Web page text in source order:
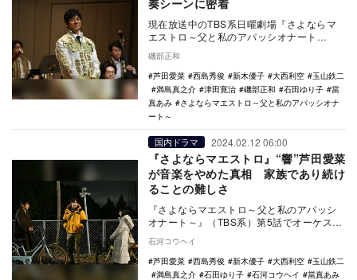
奏シーンに密着
現在放送中のTBS系日曜劇場『さよならマ
エストロ～父と私のアパッシオナート
～』。第5話で、西島秀俊演じる夏目俊平
と、芦田愛菜演じ…
磯部正和
芦田愛菜
西島秀俊 新木優子 大西利空
玉山鉄二
満島真之介
津田寛治 磯部正和 石田ゆり子
當
真あみ
さよならマエストロ～父と私のアパッシオナ
ート～
国内ドラマ 2024.02.12 06:00
『さよならマエストロ』“響”芦田愛菜
が音楽をやめた真相 家族であり続け
ることの難しさ
『さよならマエストロ～父と私のアパッシ
オナート～』（TBS系）第5話でオーケスト
たのはリア…
石河コウヘイ
芦田愛菜
西島秀俊 新木優子 大西利空
玉山鉄二
満島真之介
石田ゆり子 石河コウヘイ 當真あみ